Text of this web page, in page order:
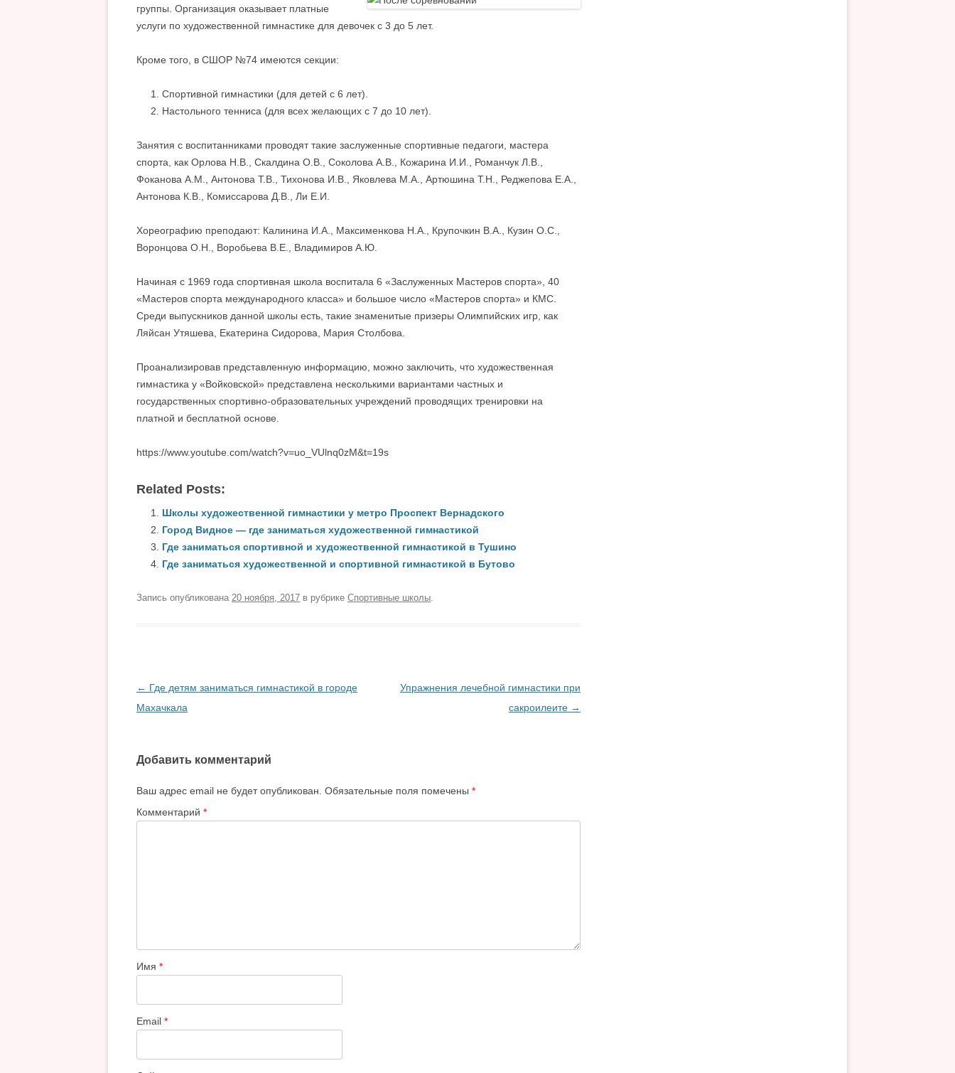
группы. Организация оказывает платные
услуги по художественной гимнастике для девочек с 3 до 5 лет.
Кроме того, в СШОР №74 имеются секции:
Спортивной гимнастики (для детей с 6 лет).
Настольного тенниса (для всех желающих с 7 до 10 лет).
Занятия с воспитанниками проводят такие заслуженные спортивные педагоги, мастера
спорта, как Орлова Н.В., Скалдина О.В., Соколова А.В., Кожарина И.И., Романчук Л.В.,
Фоканова А.М., Антонова Т.В., Тихонова И.В., Яковлева М.А., Артюшина Т.Н., Реджепова Е.А.,
Антонова К.В., Комиссарова Д.В., Ли Е.И.
Хореографию преподают: Калинина И.А., Максименкова Н.А., Крупочкин В.А., Кузин О.С.,
Воронцова О.Н., Воробьева В.Е., Владимиров А.Ю.
Начиная с 1969 года спортивная школа воспитала 6 «Заслуженных Мастеров спорта», 40
«Мастеров спорта международного класса» и большое число «Мастеров спорта» и КМС.
Среди выпускников данной школы есть, такие знаменитые призеры Олимпийских игр, как
Ляйсан Утяшева, Екатерина Сидорова, Мария Столбова.
Проанализировав представленную информацию, можно заключить, что художественная
гимнастика у «Войковской» представлена несколькими вариантами частных и
государственных спортивно-образовательных учреждений проводящих тренировки на
платной и бесплатной основе.
https://www.youtube.com/watch?v=uo_VUlnq0zM&t=19s
Related Posts:
Школы художественной гимнастики у метро Проспект Вернадского
Город Видное — где заниматься художественной гимнастикой
Где заниматься спортивной и художественной гимнастикой в Тушино
Где заниматься художественной и спортивной гимнастикой в Бутово
Запись опубликована 20 ноября, 2017 в рубрике Спортивные школы.
Навигация
по
← Где детям заниматься гимнастикой в городе
Махачкала
Упражнения лечебной гимнастики при
сакроилеите →
Добавить комментарий
Ваш адрес email не будет опубликован. Обязательные поля помечены *
Комментарий *
Имя *
Email *